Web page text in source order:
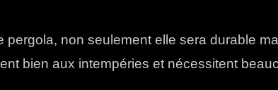
non seulement elle sera durable
bien aux intempéries et nécessitent